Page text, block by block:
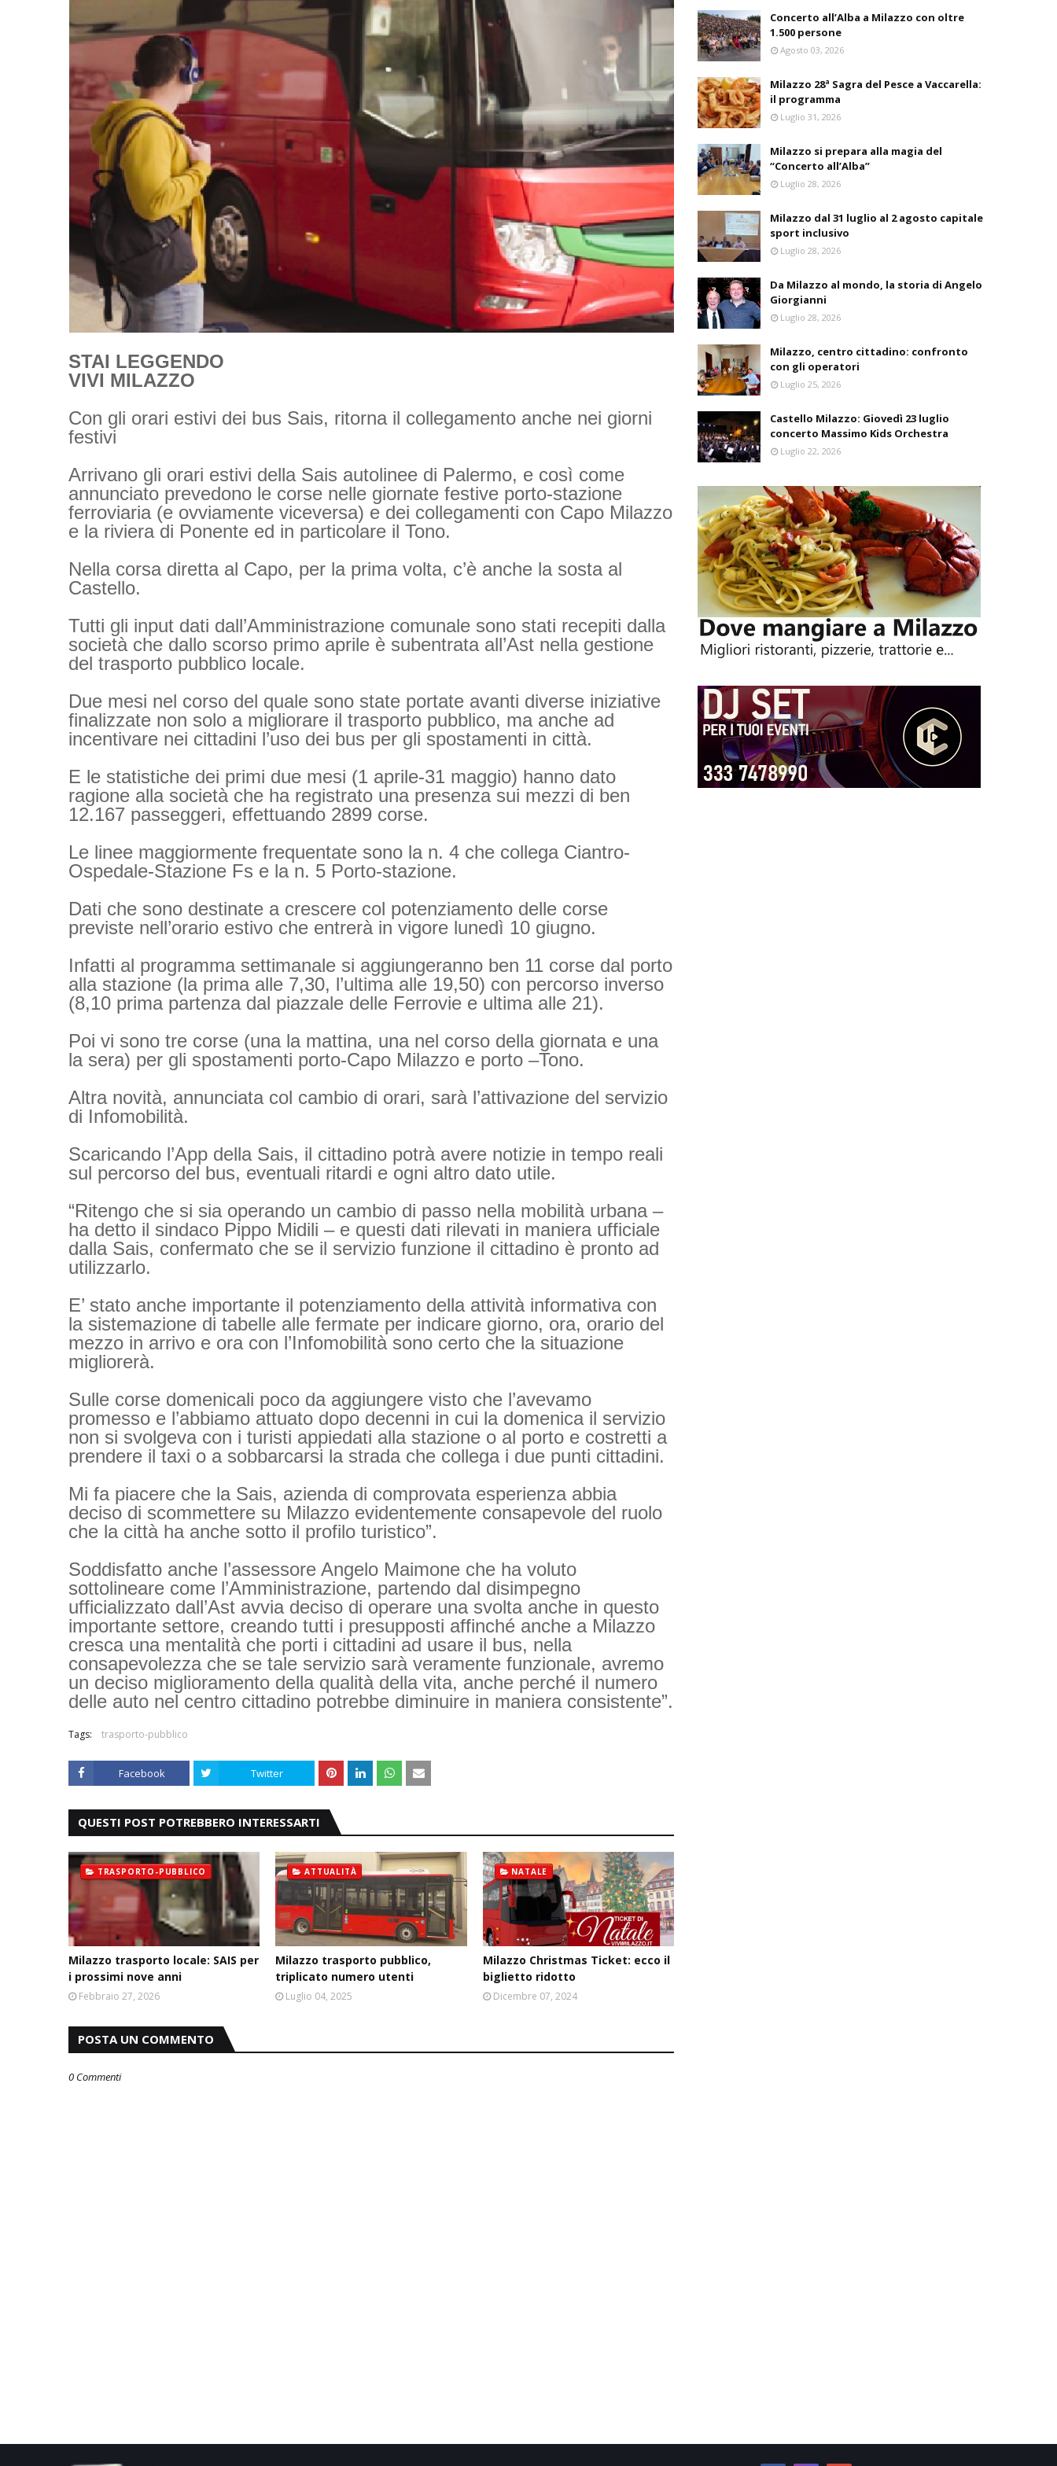
STAI LEGGENDO
VIVI MILAZZO
Con gli orari estivi dei bus Sais, ritorna il collegamento anche nei giorni
festivi
Arrivano gli orari estivi della Sais autolinee di Palermo, e così come
annunciato prevedono le corse nelle giornate festive porto-stazione
ferroviaria (e ovviamente viceversa) e dei collegamenti con Capo Milazzo
e la riviera di Ponente ed in particolare il Tono.
Nella corsa diretta al Capo, per la prima volta, c’è anche la sosta al
Castello.
Tutti gli input dati dall’Amministrazione comunale sono stati recepiti dalla
società che dallo scorso primo aprile è subentrata all’Ast nella gestione
del trasporto pubblico locale.
Due mesi nel corso del quale sono state portate avanti diverse iniziative
finalizzate non solo a migliorare il trasporto pubblico, ma anche ad
incentivare nei cittadini l’uso dei bus per gli spostamenti in città.
E le statistiche dei primi due mesi (1 aprile-31 maggio) hanno dato
ragione alla società che ha registrato una presenza sui mezzi di ben
12.167 passeggeri, effettuando 2899 corse.
Le linee maggiormente frequentate sono la n. 4 che collega Ciantro-
Ospedale-Stazione Fs e la n. 5 Porto-stazione.
Dati che sono destinate a crescere col potenziamento delle corse
previste nell’orario estivo che entrerà in vigore lunedì 10 giugno.
Infatti al programma settimanale si aggiungeranno ben 11 corse dal porto
alla stazione (la prima alle 7,30, l’ultima alle 19,50) con percorso inverso
(8,10 prima partenza dal piazzale delle Ferrovie e ultima alle 21).
Poi vi sono tre corse (una la mattina, una nel corso della giornata e una
la sera) per gli spostamenti porto-Capo Milazzo e porto –Tono.
Altra novità, annunciata col cambio di orari, sarà l’attivazione del servizio
di Infomobilità.
Scaricando l’App della Sais, il cittadino potrà avere notizie in tempo reali
sul percorso del bus, eventuali ritardi e ogni altro dato utile.
“Ritengo che si sia operando un cambio di passo nella mobilità urbana –
ha detto il sindaco Pippo Midili – e questi dati rilevati in maniera ufficiale
dalla Sais, confermato che se il servizio funzione il cittadino è pronto ad
utilizzarlo.
E’ stato anche importante il potenziamento della attività informativa con
la sistemazione di tabelle alle fermate per indicare giorno, ora, orario del
mezzo in arrivo e ora con l’Infomobilità sono certo che la situazione
migliorerà.
Sulle corse domenicali poco da aggiungere visto che l’avevamo
promesso e l’abbiamo attuato dopo decenni in cui la domenica il servizio
non si svolgeva con i turisti appiedati alla stazione o al porto e costretti a
prendere il taxi o a sobbarcarsi la strada che collega i due punti cittadini.
Mi fa piacere che la Sais, azienda di comprovata esperienza abbia
deciso di scommettere su Milazzo evidentemente consapevole del ruolo
che la città ha anche sotto il profilo turistico”.
Soddisfatto anche l’assessore Angelo Maimone che ha voluto
sottolineare come l’Amministrazione, partendo dal disimpegno
ufficializzato dall’Ast avvia deciso di operare una svolta anche in questo
importante settore, creando tutti i presupposti affinché anche a Milazzo
cresca una mentalità che porti i cittadini ad usare il bus, nella
consapevolezza che se tale servizio sarà veramente funzionale, avremo
un deciso miglioramento della qualità della vita, anche perché il numero
delle auto nel centro cittadino potrebbe diminuire in maniera consistente”.
Tags: trasporto-pubblico
Facebook Twitter
QUESTI POST POTREBBERO INTERESSARTI
TRASPORTO-PUBBLICO
Milazzo trasporto locale: SAIS per
i prossimi nove anni
Febbraio 27, 2026
ATTUALITÀ
Milazzo trasporto pubblico,
triplicato numero utenti
Luglio 04, 2025
NATALE
Milazzo Christmas Ticket: ecco il
biglietto ridotto
Dicembre 07, 2024
POSTA UN COMMENTO
0 Commenti
Concerto all’Alba a Milazzo con oltre
1.500 persone
Agosto 03, 2026
Milazzo 28ª Sagra del Pesce a Vaccarella:
il programma
Luglio 31, 2026
Milazzo si prepara alla magia del
“Concerto all’Alba”
Luglio 28, 2026
Milazzo dal 31 luglio al 2 agosto capitale
sport inclusivo
Luglio 28, 2026
Da Milazzo al mondo, la storia di Angelo
Giorgianni
Luglio 28, 2026
Milazzo, centro cittadino: confronto
con gli operatori
Luglio 25, 2026
Castello Milazzo: Giovedì 23 luglio
concerto Massimo Kids Orchestra
Luglio 22, 2026